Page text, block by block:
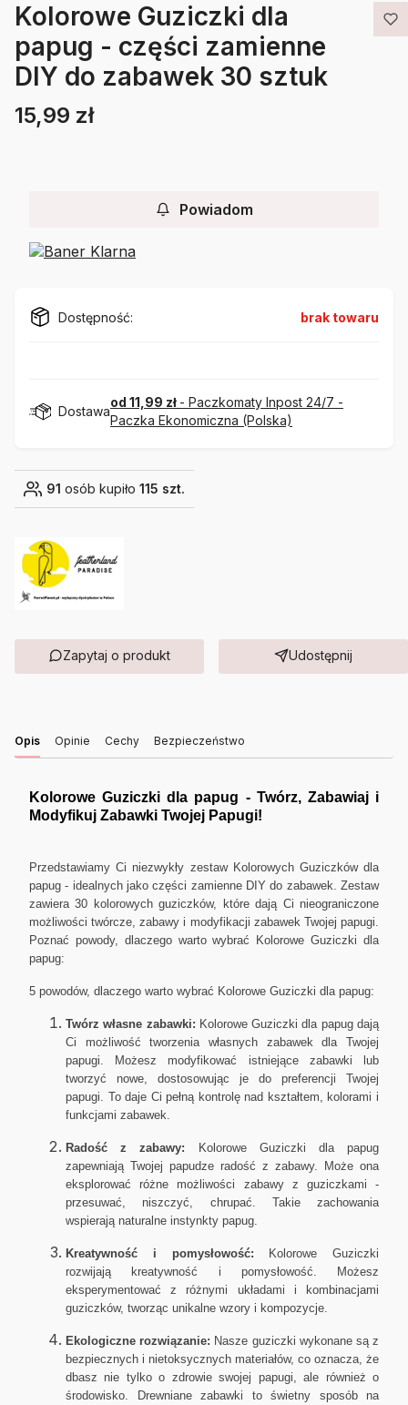
Kolorowe Guziczki dla
papug - części zamienne
DIY do zabawek 30 sztuk
Etykiety
Cena
15,99 zł
Powiadom
Dostępność: brak towaru
Dostawa
od 11,99 zł - Paczkomaty Inpost 24/7 -
Paczka Ekonomiczna (Polska)
91 osób kupiło 115 szt.
Zapytaj o produkt Udostępnij
Opis Opinie Cechy Bezpieczeństwo
Kolorowe Guziczki dla papug - Twórz, Zabawiaj i
Modyfikuj Zabawki Twojej Papugi!
Przedstawiamy Ci niezwykły zestaw Kolorowych Guziczków dla
papug - idealnych jako części zamienne DIY do zabawek. Zestaw
zawiera 30 kolorowych guziczków, które dają Ci nieograniczone
możliwości twórcze, zabawy i modyfikacji zabawek Twojej papugi.
Poznać powody, dlaczego warto wybrać Kolorowe Guziczki dla
papug:
5 powodów, dlaczego warto wybrać Kolorowe Guziczki dla papug:
Twórz własne zabawki: Kolorowe Guziczki dla papug dają
Ci możliwość tworzenia własnych zabawek dla Twojej
papugi. Możesz modyfikować istniejące zabawki lub
tworzyć nowe, dostosowując je do preferencji Twojej
papugi. To daje Ci pełną kontrolę nad kształtem, kolorami i
funkcjami zabawek.
Radość z zabawy: Kolorowe Guziczki dla papug
zapewniają Twojej papudze radość z zabawy. Może ona
eksplorować różne możliwości zabawy z guziczkami -
przesuwać, niszczyć, chrupać. Takie zachowania
wspierają naturalne instynkty papug.
Kreatywność i pomysłowość: Kolorowe Guziczki
rozwijają kreatywność i pomysłowość. Możesz
eksperymentować z różnymi układami i kombinacjami
guziczków, tworząc unikalne wzory i kompozycje.
Ekologiczne rozwiązanie: Nasze guziczki wykonane są z
bezpiecznych i nietoksycznych materiałów, co oznacza, że
dbasz nie tylko o zdrowie swojej papugi, ale również o
środowisko. Drewniane zabawki to świetny sposób na